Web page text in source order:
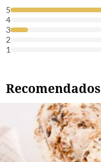
5
4
3
2
1
Recomendados